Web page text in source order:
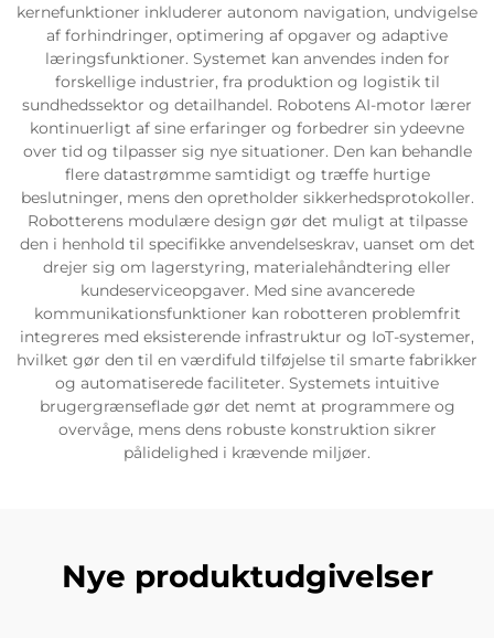
Servicesupport
Kontakt os
kernefunktioner inkluderer autonom navigation, undvigelse
af forhindringer, optimering af opgaver og adaptive
læringsfunktioner. Systemet kan anvendes inden for
forskellige industrier, fra produktion og logistik til
sundhedssektor og detailhandel. Robotens AI-motor lærer
kontinuerligt af sine erfaringer og forbedrer sin ydeevne
over tid og tilpasser sig nye situationer. Den kan behandle
flere datastrømme samtidigt og træffe hurtige
beslutninger, mens den opretholder sikkerhedsprotokoller.
Robotterens modulære design gør det muligt at tilpasse
den i henhold til specifikke anvendelseskrav, uanset om det
drejer sig om lagerstyring, materialehåndtering eller
kundeserviceopgaver. Med sine avancerede
kommunikationsfunktioner kan robotteren problemfrit
integreres med eksisterende infrastruktur og IoT-systemer,
hvilket gør den til en værdifuld tilføjelse til smarte fabrikker
og automatiserede faciliteter. Systemets intuitive
brugergrænseflade gør det nemt at programmere og
overvåge, mens dens robuste konstruktion sikrer
pålidelighed i krævende miljøer.
Nye produktudgivelser